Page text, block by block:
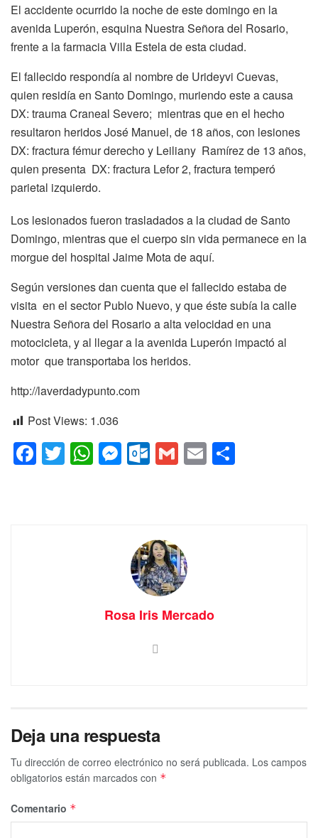
b
o
o
k
A
p
n
g
er
k.
c
o
m
ar
tir
El accidente ocurrido la noche de este domingo en la
avenida Luperón, esquina Nuestra Señora del Rosario,
frente a la farmacia Villa Estela de esta ciudad.
El fallecido respondía al nombre de Urideyvi Cuevas,
quien residía en Santo Domingo, muriendo este a causa
DX: trauma Craneal Severo; mientras que en el hecho
resultaron heridos José Manuel, de 18 años, con lesiones
DX: fractura fémur derecho y Leiliany Ramírez de 13 años,
quien presenta DX: fractura Lefor 2, fractura temperó
parietal izquierdo.
Los lesionados fueron trasladados a la ciudad de Santo
Domingo, mientras que el cuerpo sin vida permanece en la
morgue del hospital Jaime Mota de aquí.
Según versiones dan cuenta que el fallecido estaba de
visita en el sector Publo Nuevo, y que éste subía la calle
Nuestra Señora del Rosario a alta velocidad en una
motocicleta, y al llegar a la avenida Luperón impactó al
motor que transportaba los heridos.
http://laverdadypunto.com
Post Views: 1.036
F
a
T
wi
W
h
M
e
g
er
O
ut
k.
c
o
m
G
m
E
m
Rosa Iris Mercado
Deja una respuesta
Tu dirección de correo electrónico no será publicada. Los campos
obligatorios están marcados con *
Comentario *